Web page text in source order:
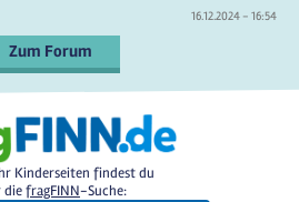
16.12.2024 - 16:54
Zum Forum
Kinderseiten findest du
diefragFINN-Suche: